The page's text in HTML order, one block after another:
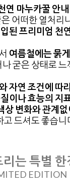
연 마누카꿀 안내
어떠한 열처리
된 프리미엄 천
여름철에는 묽
굳은 상태로
자연 조건에 따
이나 효능의 지
변화와 관계없
고 드셔도 좋습니
는 특별
EDITION